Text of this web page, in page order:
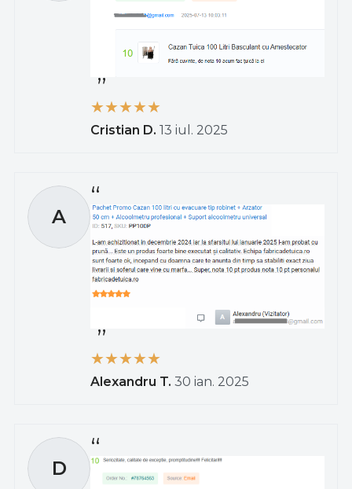
Cristian D. 13 iul. 2025
A
Alexandru T. 30 ian. 2025
D